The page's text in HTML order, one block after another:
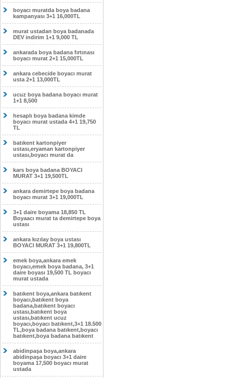
boyacı muratda boya badana
kampanyası 3+1 16,000TL
murat ustadan boya badanada
DEV indirim 1+1 9,000 TL
ankarada boya badana fırtınası
boyacı murat 2+1 15,000TL
ankara cebecide boyacı murat
usta 2+1 13,000TL
ucuz boya badana boyacı murat
1+1 8,500
hesaplı boya badana kimde
boyacı murat ustada 4+1 19,750
TL
batıkent kartonpiyer
ustası,eryaman kartonpiyer
ustası,boyacı murat da
kars boya badana BOYACI
MURAT 3+1 19,500TL
ankara demirtepe boya badana
boyacı murat 3+1 19,000TL
3+1 daire boyama 18,850 TL
Boyaacı murat ta demirtepe boya
ustası
ankara kızılay boya ustası
BOYACI MURAT 3+1 19,800TL
emek boya,ankara emek
boyacı,emek boya badana, 3+1
daire boyası 19,500 TL boyacı
murat ustada
batıkent boya,ankara batıkent
boyacı,batıkent boya
badana,batıkent boyacı
ustası,batıkent boya
ustası,batıkent ucuz
boyacı,boyacı batıkent,3+1 18.500
TL,boya badana batıkent,boyacı
batıkent,boya badana batıkent
abidinpaşa boya,ankara
abidinpaşa boyacı 3+1 daire
boyama 17,500 boyacı murat
ustada